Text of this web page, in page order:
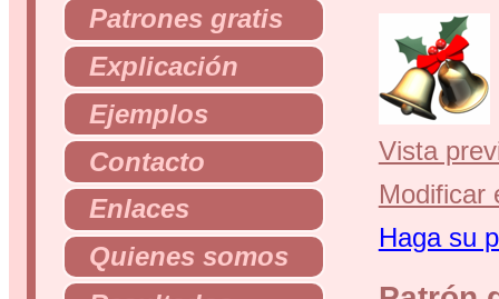
Patrones gratis
Explicación
Ejemplos
Contacto
Enlaces
Quienes somos
Vista
Modificar
Haga su